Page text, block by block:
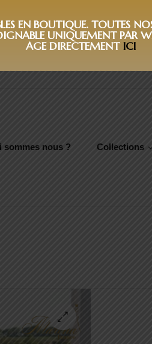
EN BOUTIQUE. TOUTES NOS
UNIQUEMENT PAR
AGE DIRECTEMENT ICI
sommes nous ? Collections